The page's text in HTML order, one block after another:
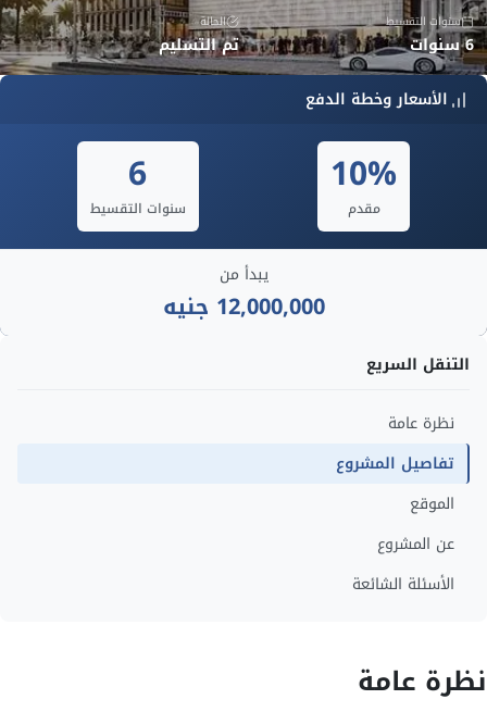
سنوات التقسيط
6 سنوات
الحالة
تم التسليم
نظرة عامة
التنقل السريع
نظرة عامة
تفاصيل المشروع
الموقع
عن المشروع
الأسئلة الشائعة
الأسعار وخطة الدفع
10%
مقدم
6
سنوات التقسيط
يبدأ من
12,000,000 جنيه